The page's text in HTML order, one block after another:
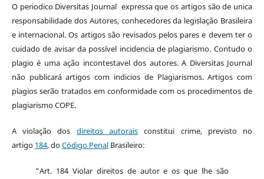
O periodico Diversitas Journal expressa que os artigos são de unica
responsabilidade dos Autores, conhecedores da legislação Brasileira
e internacional. Os artigos são revisados pelos pares e devem ter o
cuidado de avisar da possível incidencia de plagiarismo. Contudo o
plagio é uma ação incontestavel dos autores. A Diversitas Journal
não publicará artigos com indicios de Plagiarismos. Artigos com
plagios serão tratados em conformidade com os procedimentos de
plagiarismo COPE.
A violação dos direitos autorais constitui crime, previsto no
artigo 184, doCódigo PenalBrasileiro:
“Art. 184 Violar direitos de autor e os que lhe são